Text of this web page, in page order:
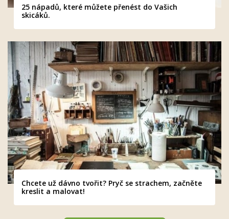
25 nápadů, které můžete přenést do Vašich
skicáků.
Chcete už dávno tvořit? Pryč se strachem, začněte
kreslit a malovat!